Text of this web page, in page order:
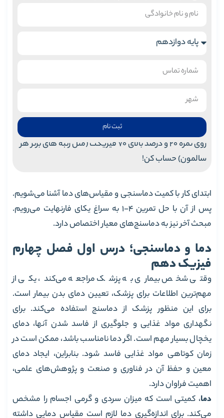
ثبت نام
روی نمره 20 و درصد بالای 70 فیزیکت (مثل رتبه های برتر هر
سالمون) حساب کن!
ابتدای کار با کمیت دماسنجی و مقیاس‌های دما آشنا می‌شویم.
پس از آن با حل تمرین 4-1 به سراغ یکای فارنهایت می‌رویم.
مبحث آخر نیز به دماسنج‌های معیار اختصاص دارد.
دما و دماسنجی؛ درس اول فصل چهارم
فیزیک دهم
وقتی شخص بیماری به پزشک مراجعه می‌کند، یکی از
مهم‌ترین اطلاعات برای پزشک، تعیین دمای بدن بیمار است.
برای این منظور پزشک از دماسنج استفاده می‌کند. برای
نگهداری مواد غذایی و جلوگیری از فاسد شدن‌ آنها، دمای
یخچال بسیار مهم است. اگر دما نامناسب باشد، ممکن است در
زمان کوتاهی مواد غذایی فاسد شود. بنابراین، ایجاد دمای
معین و حفظ آن در فناوری و صنعت و پژوهش‌های علمی،
اهمیت فراوان دارد.
دما، کمیتی است که میزان سردی و گرمی اجسام را مشخص
می‌کند. برای اندازه‌گیری دما لازم است مقیاس دمایی داشته‌